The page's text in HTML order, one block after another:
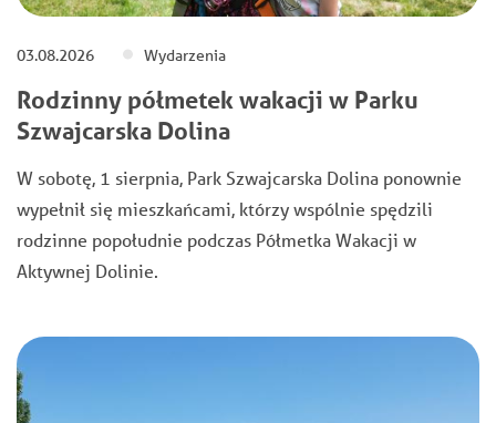
03.08.2026 Wydarzenia
Rodzinny półmetek wakacji w Parku
Szwajcarska Dolina
W sobotę, 1 sierpnia, Park Szwajcarska Dolina ponownie
wypełnił się mieszkańcami, którzy wspólnie spędzili
rodzinne popołudnie podczas Półmetka Wakacji w
Aktywnej Dolinie.